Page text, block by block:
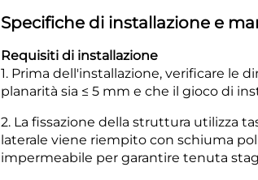
Specifiche di installazione e
Requisiti di installazione
1. Prima dell'installazione, verificare le
planarità sia ≤ 5 mm e che il gioco di
2. La fissazione della struttura utilizza
laterale viene riempito con schiuma
impermeabile per garantire tenuta